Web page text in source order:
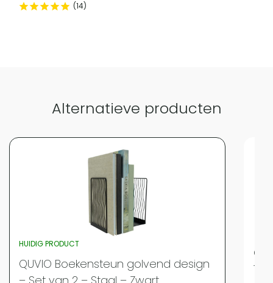
14
Alternatieve producten
HUIDIG PRODUCT
QUVIO Boekensteun golvend design